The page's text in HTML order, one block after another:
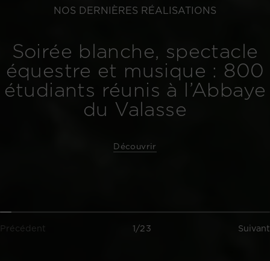
NOS DERNIÈRES RÉALISATIONS
Soirée blanche, spectacle
équestre et musique : 800
étudiants réunis à l’Abbaye
du Valasse
Découvrir
Précédent 1/23 Suivant